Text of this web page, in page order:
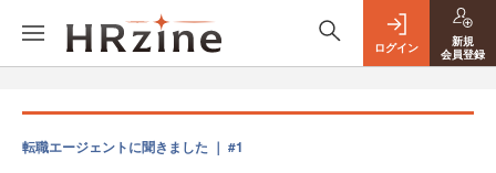
ログイン
新規
会員登録
転職エージェントに聞きました ｜ #1